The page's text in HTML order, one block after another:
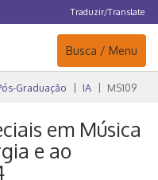
Traduzir/Translate
Navegação
Busca / Menu
Graduação IA MS109
em Música
e ao